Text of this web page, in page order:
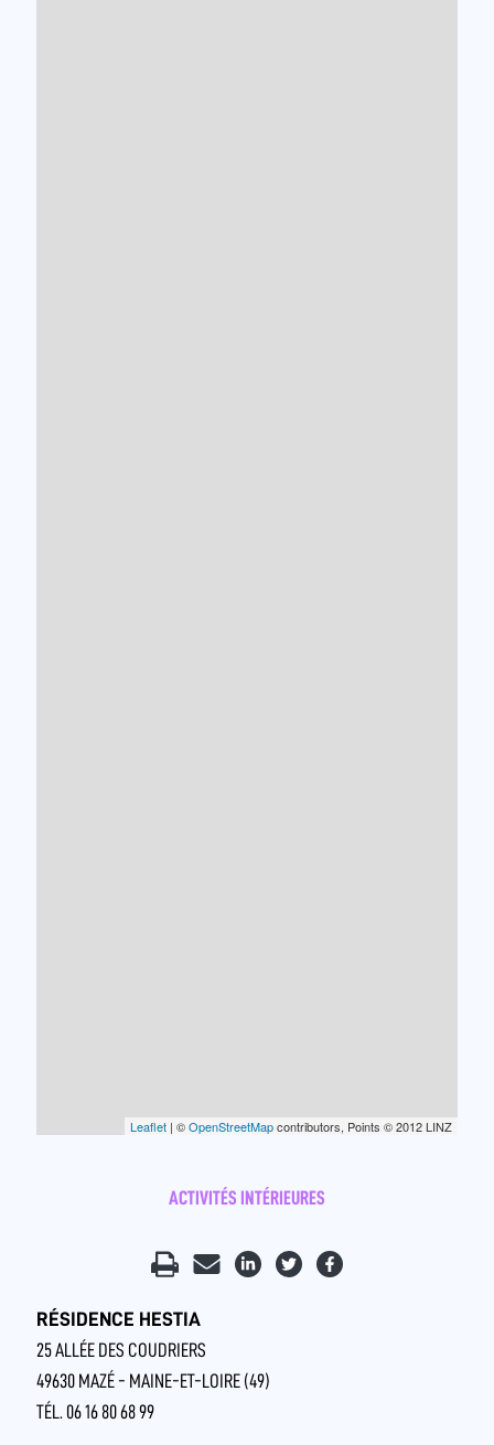
Leaflet | ©OpenStreetMapcontributors, Points © 2012 LINZ
ACTIVITÉS INTÉRIEURES
RÉSIDENCE HESTIA
25 ALLÉE DES COUDRIERS
49630 MAZÉ - MAINE-ET-LOIRE (49)
TÉL. 06 16 80 68 99